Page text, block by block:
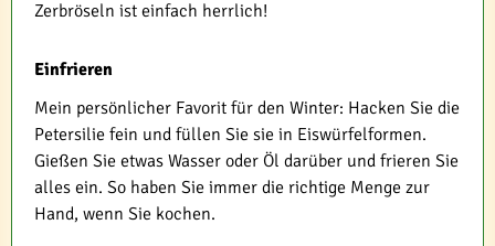
Zerbröseln ist einfach herrlich!
Einfrieren
Mein persönlicher Favorit für den Winter: Hacken Sie die
Petersilie fein und füllen Sie sie in Eiswürfelformen.
Gießen Sie etwas Wasser oder Öl darüber und frieren Sie
alles ein. So haben Sie immer die richtige Menge zur
Hand, wenn Sie kochen.